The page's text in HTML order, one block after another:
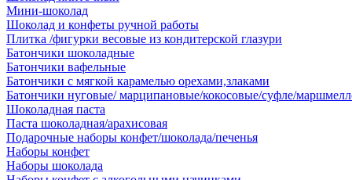
Мини-шоколад
Шоколад и конфеты ручной работы
Плитка /фигурки весовые из кондитерской глазури
Батончики шоколадные
Батончики вафельные
Батончики с мягкой карамелью орехами,злаками
Батончики нуговые/ марципановые/кокосовые/суфле/
Шоколадная паста
Паста шоколадная/арахисовая
Подарочные наборы конфет/шоколада/печенья
Наборы конфет
Наборы шоколада